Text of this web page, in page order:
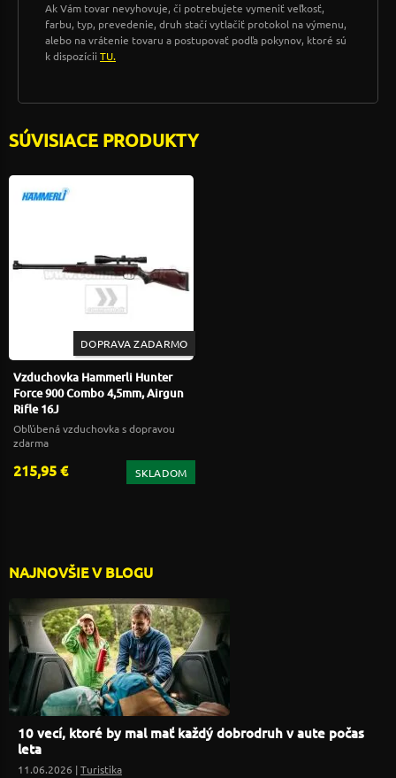
Ak Vám tovar nevyhovuje, či potrebujete vymeniť veľkosť,
farbu, typ, prevedenie, druh stačí vytlačiť protokol na výmenu,
alebo na vrátenie tovaru a postupovať podľa pokynov, ktoré sú
k dispozícii TU.
SÚVISIACE PRODUKTY
DOPRAVA ZADARMO
Vzduchovka Hammerli Hunter
Force 900 Combo 4,5mm, Airgun
Rifle 16J
Obľúbená vzduchovka s dopravou
zdarma
215,95 € SKLADOM
NAJNOVŠIE V BLOGU
10 vecí, ktoré by mal mať každý dobrodruh v aute počas
leta
11.06.2026 |Turistika